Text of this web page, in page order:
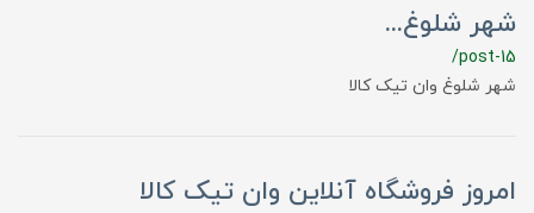
شهر شلوغ...
/post-15
شهر شلوغ وان تیک کالا
امروز فروشگاه آنلاین وان تیک کالا